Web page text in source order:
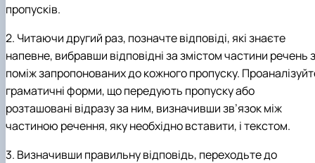
пропусків.
2. Читаючи другий раз, позначте відповіді, які знаєте
напевне, вибравши відповідні за змістом частини речень
поміж запропонованих до кожного пропуску.
граматичні форми, що передують пропуску або
розташовані відразу за ним, визначивши зв’язок між
частиною речення, яку необхідно вставити, і текстом.
3. Визначивши правильну відповідь, переходьте до